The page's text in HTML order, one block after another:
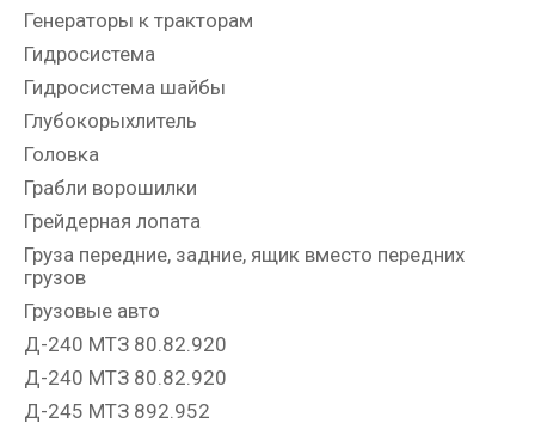
Генераторы к тракторам
Гидросистема
Гидросистема шайбы
Глубокорыхлитель
Головка
Грабли ворошилки
Грейдерная лопата
Груза передние, задние, ящик вместо передних
грузов
Грузовые авто
Д-240 МТЗ 80.82.920
Д-240 МТЗ 80.82.920
Д-245 МТЗ 892.952